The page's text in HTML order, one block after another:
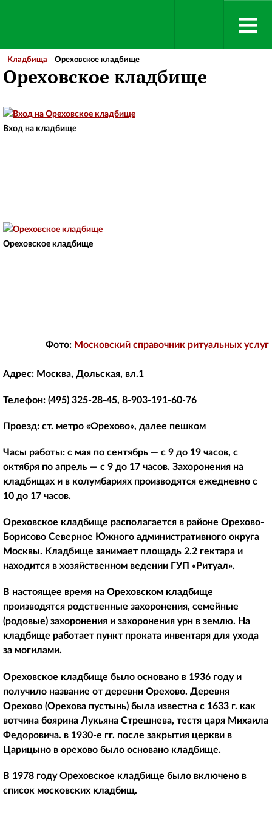
Кладбища Ореховское кладбище
Ореховское кладбище
Вход на кладбище
Ореховское кладбище
Фото: Московский справочник ритуальных услуг
Адрес: Москва, Дольская, вл.1
Телефон: (495) 325-28-45, 8-903-191-60-76
Проезд: ст. метро «Орехово», далее пешком
Часы работы: с мая по сентябрь — с 9 до 19 часов, с
октября по апрель — с 9 до 17 часов. Захоронения на
кладбищах и в колумбариях производятся ежедневно с
10 до 17 часов.
Ореховское кладбище располагается в районе Орехово-
Борисово Северное Южного административного округа
Москвы. Кладбище занимает площадь 2.2 гектара и
находится в хозяйственном ведении ГУП «Ритуал».
В настоящее время на Ореховском кладбище
производятся родственные захоронения, семейные
(родовые) захоронения и захоронения урн в землю. На
кладбище работает пункт проката инвентаря для ухода
за могилами.
Ореховское кладбище было основано в 1936 году и
получило название от деревни Орехово. Деревня
Орехово (Орехова пустынь) была известна с 1633 г. как
вотчина боярина Лукьяна Стрешнева, тестя царя Михаила
Федоровича. в 1930-е гг. после закрытия церкви в
Царицыно в орехово было основано кладбище.
В 1978 году Ореховское кладбище было включено в
список московских кладбищ.